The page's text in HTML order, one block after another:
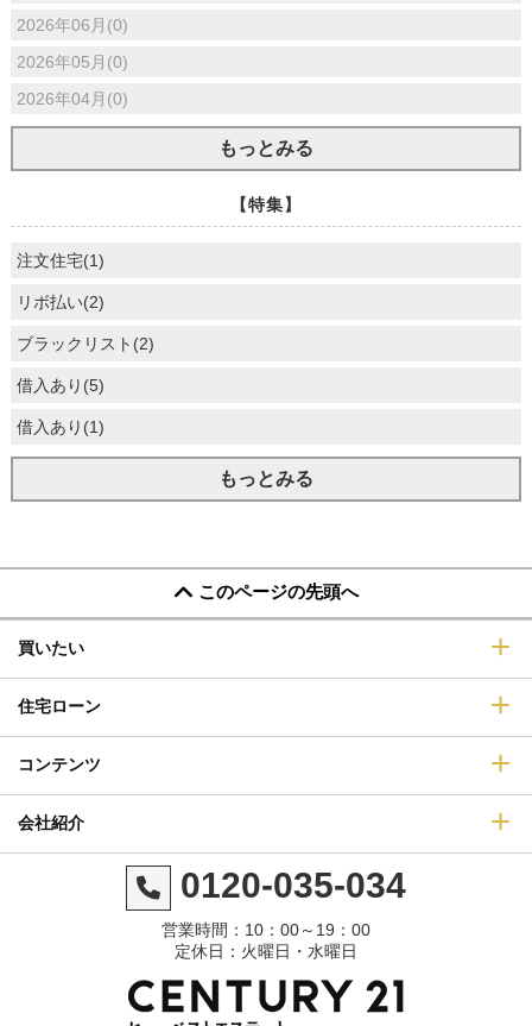
2026年06月(0)
2026年05月(0)
2026年04月(0)
もっとみる
【特集】
注文住宅(1)
リボ払い(2)
ブラックリスト(2)
借入あり(5)
借入あり(1)
もっとみる
このページの先頭へ
買いたい
住宅ローン
コンテンツ
会社紹介
0120-035-034
営業時間：10：00～19：00
定休日：火曜日・水曜日